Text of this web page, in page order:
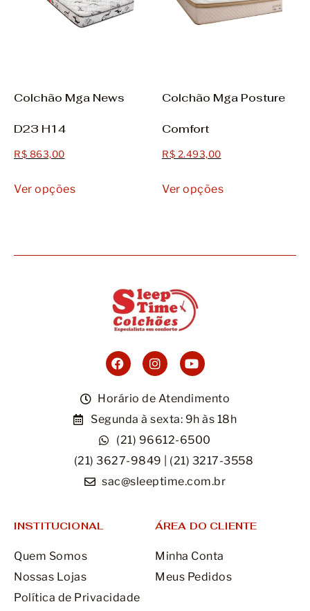
Colchão Mga News
D23 H14
R$ 863,00
Ver opções
Colchão Mga Posture
Comfort
R$ 2.493,00
Ver opções
Horário de Atendimento
Segunda à sexta: 9h às 18h
(21) 96612-6500
(21) 3627-9849 | (21) 3217-3558
sac@sleeptime.com.br
INSTITUCIONAL
Quem Somos
Nossas Lojas
Política de Privacidade
ÁREA DO CLIENTE
Minha Conta
Meus Pedidos